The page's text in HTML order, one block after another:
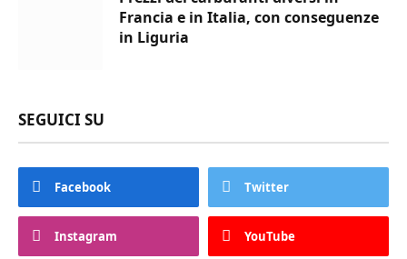
Francia e in Italia, con conseguenze
in Liguria
SEGUICI SU
Facebook Twitter
Instagram YouTube